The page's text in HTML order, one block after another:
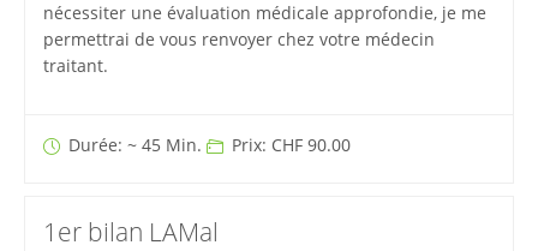
nécessiter une évaluation médicale approfondie, je me
permettrai de vous renvoyer chez votre médecin
traitant.
Durée: ~ 45 Min. Prix: CHF 90.00
1er bilan LAMal